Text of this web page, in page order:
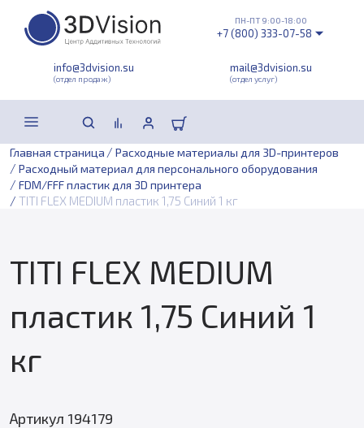
info@3dvision.su
(отдел продаж)
mail@3dvision.su
(отдел услуг)
ПН-ПТ 9:00-18:00
+7 (800) 333-07-58
Главная страница / Расходные материалы для 3D-принтеров
/ Расходный материал для персонального оборудования
/ FDM/FFF пластик для 3D принтера
/ TITI FLEX MEDIUM пластик 1,75 Синий 1 кг
TITI FLEX MEDIUM
пластик 1,75 Синий 1
кг
Артикул 194179